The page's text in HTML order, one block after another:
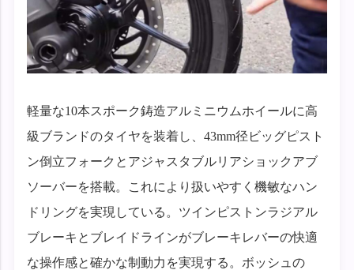
軽量な10本スポーク鋳造アルミニウムホイールに高
級ブランドのタイヤを装着し、43mm径ビッグピスト
ン倒立フォークとアジャスタブルリアショックアブ
ソーバーを搭載。これにより扱いやすく機敏なハン
ドリングを実現している。ツインピストンラジアル
ブレーキとブレイドラインがブレーキレバーの快適
な操作感と確かな制動力を実現する。ボッシュの